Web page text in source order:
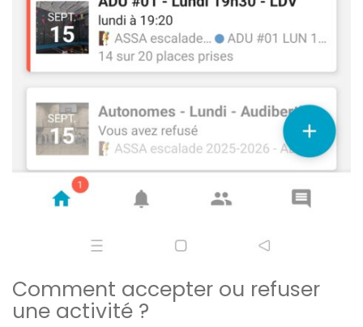
Comment accepter ou refuser
une activité ?